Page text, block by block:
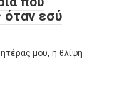
όταν εσύ
μου, η θλίψη